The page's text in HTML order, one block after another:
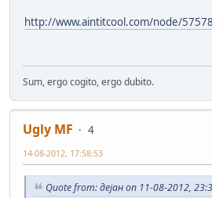
http://www.aintitcool.com/node/57578
Sum, ergo cogito, ergo dubito.
Ugly MF
4
14-08-2012, 17:58:53
Quote from: дејан on 11-08-2012,